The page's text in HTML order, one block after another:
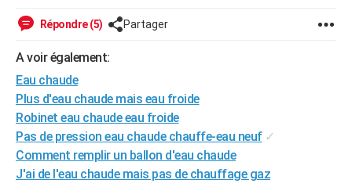
GUIDES D'ACHAT
BONS PLANS
CARTE DE VOEUX
Carte de Noël
Carte Bonne année
Carte Saint-Valentin
Carte Pâques
Carte d'anniversaire
DICTIONNAIRE
Dictionnaire
Biographies
Citations
Expressions
Proverbes
PROGRAMME TV
COPAINS D'AVANT
Répondre (5) Partager
A voir également:
Eau chaude
Plus d'eau chaude mais eau froide
Robinet eau chaude eau froide
Pas de pression eau chaude chauffe-eau neuf ✓
Comment remplir un ballon d'eau chaude
J'ai de l'eau chaude mais pas de chauffage gaz